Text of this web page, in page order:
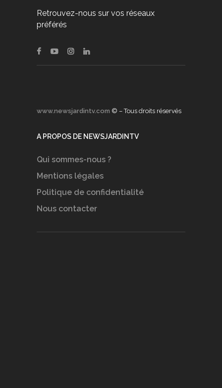
Retrouvez-nous sur vos réseaux
préférés
www.newsjardintv.com © – Tous droits réservés
A PROPOS DE NEWSJARDINTV
Qui sommes-nous ?
Mentions légales
Politique de confidentialité
Nous contacter